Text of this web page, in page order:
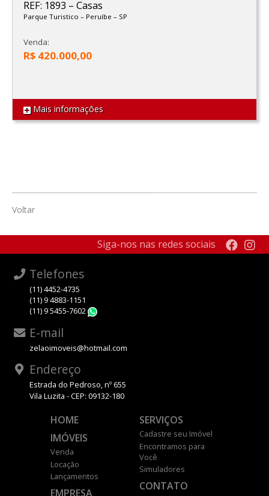
REF: 1893 – Casas
Parque Turistico – Peruíbe – SP
Venda:
R$ 420.000,00
Mais informações
Voltar
Siga-nos nas redes sociais
Telefones
(11) 4452-4735
(11) 9 4883-1151
(11) 9 5455-7602
E-mail
zelaoimoveis@hotmail.com
Endereço
Estrada do Pedroso, nº 655
Vila Luzita - CEP: 09132-180
HOME
IMÓVEIS
Venda
Locação
Lançamentos
EMPRESA
SERVIÇOS
Cadastre seu Imóvel
Encontramos para
Você
Simuladores
CONTATO